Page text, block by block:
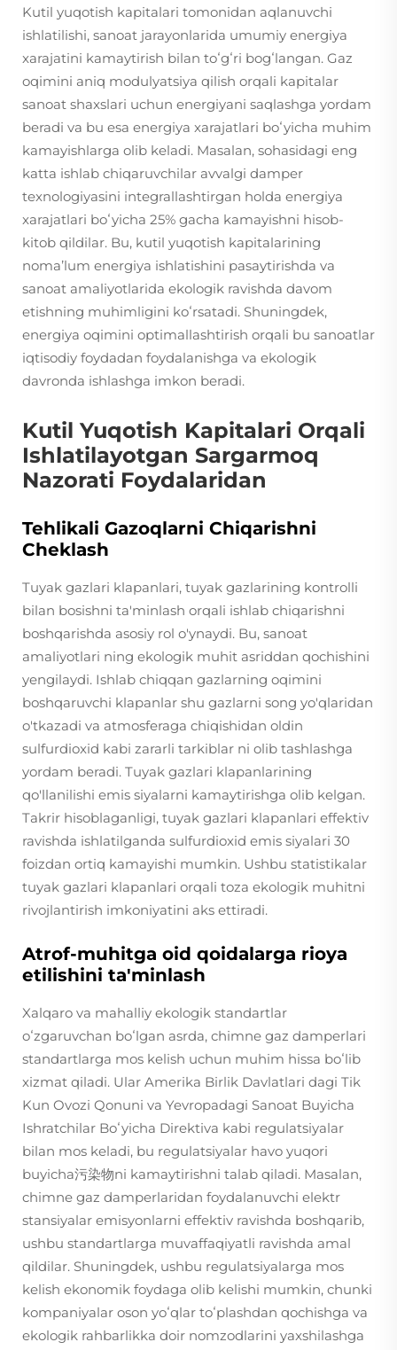
Kutil yuqotish kapitalari tomonidan aqlanuvchi
ishlatilishi, sanoat jarayonlarida umumiy energiya
xarajatini kamaytirish bilan toʻgʻri bogʻlangan. Gaz
oqimini aniq modulyatsiya qilish orqali kapitalar
sanoat shaxslari uchun energiyani saqlashga yordam
beradi va bu esa energiya xarajatlari boʻyicha muhim
kamayishlarga olib keladi. Masalan, sohasidagi eng
katta ishlab chiqaruvchilar avvalgi damper
texnologiyasini integrallashtirgan holda energiya
xarajatlari boʻyicha 25% gacha kamayishni hisob-
kitob qildilar. Bu, kutil yuqotish kapitalarining
nomaʼlum energiya ishlatishini pasaytirishda va
sanoat amaliyotlarida ekologik ravishda davom
etishning muhimligini koʻrsatadi. Shuningdek,
energiya oqimini optimallashtirish orqali bu sanoatlar
iqtisodiy foydadan foydalanishga va ekologik
davronda ishlashga imkon beradi.
Kutil Yuqotish Kapitalari Orqali
Ishlatilayotgan Sargarmoq
Nazorati Foydalaridan
Tehlikali Gazoqlarni Chiqarishni
Cheklash
Tuyak gazlari klapanlari, tuyak gazlarining kontrolli
bilan bosishni ta'minlash orqali ishlab chiqarishni
boshqarishda asosiy rol o'ynaydi. Bu, sanoat
amaliyotlari ning ekologik muhit asriddan qochishini
yengilaydi. Ishlab chiqqan gazlarning oqimini
boshqaruvchi klapanlar shu gazlarni song yo'qlaridan
o'tkazadi va atmosferaga chiqishidan oldin
sulfurdioxid kabi zararli tarkiblar ni olib tashlashga
yordam beradi. Tuyak gazlari klapanlarining
qo'llanilishi emis siyalarni kamaytirishga olib kelgan.
Takrir hisoblaganligi, tuyak gazlari klapanlari effektiv
ravishda ishlatilganda sulfurdioxid emis siyalari 30
foizdan ortiq kamayishi mumkin. Ushbu statistikalar
tuyak gazlari klapanlari orqali toza ekologik muhitni
rivojlantirish imkoniyatini aks ettiradi.
Atrof-muhitga oid qoidalarga rioya
etilishini ta'minlash
Xalqaro va mahalliy ekologik standartlar
oʻzgaruvchan boʻlgan asrda, chimne gaz damperlari
standartlarga mos kelish uchun muhim hissa boʻlib
xizmat qiladi. Ular Amerika Birlik Davlatlari dagi Tik
Kun Ovozi Qonuni va Yevropadagi Sanoat Buyicha
Ishratchilar Boʻyicha Direktiva kabi regulatsiyalar
bilan mos keladi, bu regulatsiyalar havo yuqori
buyicha污染物ni kamaytirishni talab qiladi. Masalan,
chimne gaz damperlaridan foydalanuvchi elektr
stansiyalar emisyonlarni effektiv ravishda boshqarib,
ushbu standartlarga muvaffaqiyatli ravishda amal
qildilar. Shuningdek, ushbu regulatsiyalarga mos
kelish ekonomik foydaga olib kelishi mumkin, chunki
kompaniyalar oson yoʻqlar toʻplashdan qochishga va
ekologik rahbarlikka doir nomzodlarini yaxshilashga